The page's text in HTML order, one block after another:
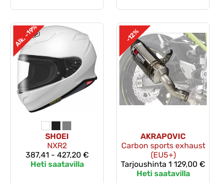
Alk. -19%
SHOEI
NXR2
387,41 - 427,20 €
Heti saatavilla
-12%
AKRAPOVIC
Carbon sports exhaust
(EU5+)
Tarjoushinta 1 129,00 €
Heti saatavilla